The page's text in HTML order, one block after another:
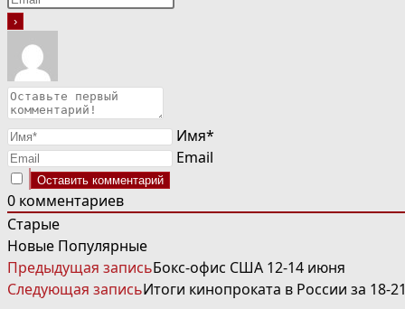
Имя*
Email
0 комментариев
Старые
Новые Популярные
ЧИТАТЬ
ДАЛЕЕ
СТАТЬИ
Предыдущая записьБокс-офис США 12-14 июня
Следующая записьИтоги кинопроката в России за 18-